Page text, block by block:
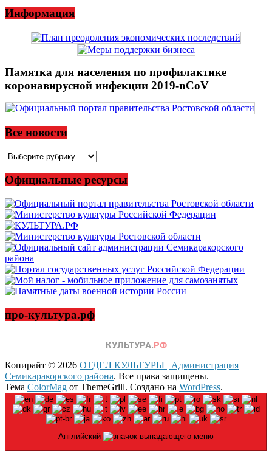
Информация
Памятка для населения по профилактике
коронавирусной инфекции 2019-nCoV
Все новости
Все
Официальные ресурсы
про-культура.рф
Копирайт © 2026 ОТДЕЛ КУЛЬТУРЫ | Администрация
Семикаракорского района. Все права защищены.
Тема ColorMag от ThemeGrill. Создано на WordPress.
Английский